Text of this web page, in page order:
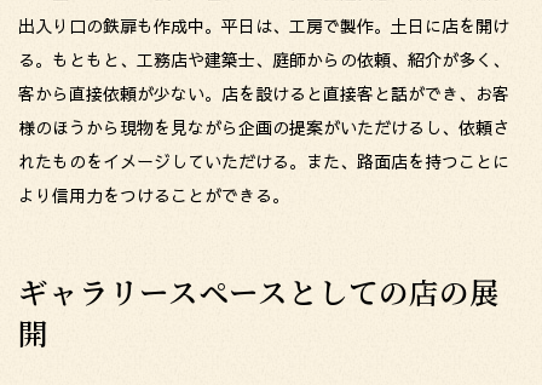
出入り口の鉄扉も作成中。平日は、工房で製作。土日に店を開け
る。もともと、工務店や建築士、庭師からの依頼、紹介が多く、
客から直接依頼が少ない。店を設けると直接客と話ができ、お客
様のほうから現物を見ながら企画の提案がいただけるし、依頼さ
れたものをイメージしていただける。また、路面店を持つことに
より信用力をつけることができる。
ギャラリースペースとしての店の展
開